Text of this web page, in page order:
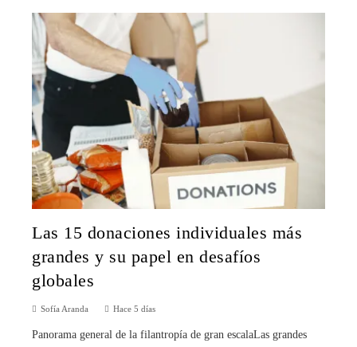
Las 15 donaciones individuales más
grandes y su papel en desafíos
globales
Sofía Aranda Hace 5 días
Panorama general de la filantropía de gran escalaLas grandes